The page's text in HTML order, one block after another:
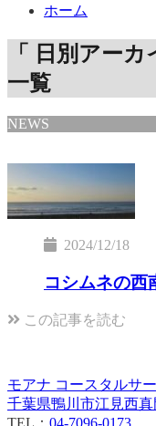
ホーム
「 日別アーカ
一覧
NEWS
2024/12/18
コシムネの西
この記事を読む
モアナ コースタルサ
千葉県鴨川市江見西真